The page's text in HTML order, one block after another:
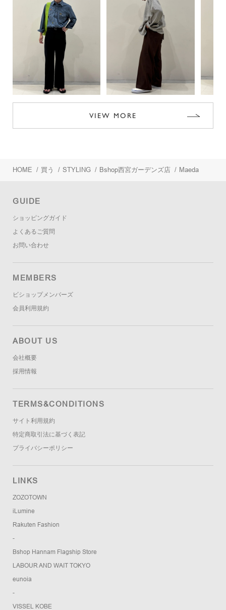
VIEW MORE
HOME / 買う / STYLING / Bshop西宮ガーデンズ店 / Maeda
GUIDE
ショッピングガイド
よくあるご質問
お問い合わせ
MEMBERS
ビショップメンバーズ
会員利用規約
ABOUT US
会社概要
採用情報
TERMS&CONDITIONS
サイト利用規約
特定商取引法に基づく表記
プライバシーポリシー
LINKS
ZOZOTOWN
iLumine
Rakuten Fashion
-
Bshop Hannam Flagship Store
LABOUR AND WAIT TOKYO
eunoia
-
VISSEL KOBE